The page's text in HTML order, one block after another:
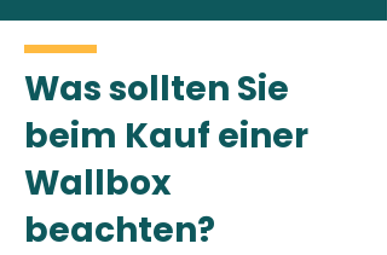
Was sollten Sie
beim Kauf einer
Wallbox
beachten?